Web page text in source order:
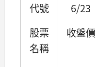
代號
股票
名稱
6/23
收盤價